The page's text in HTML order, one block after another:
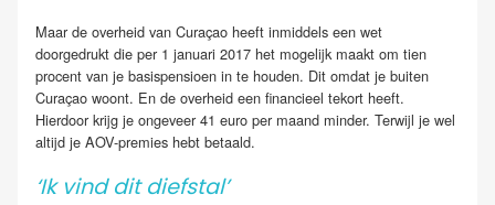
Maar de overheid van Curaçao heeft inmiddels een wet
doorgedrukt die per 1 januari 2017 het mogelijk maakt om tien
procent van je basispensioen in te houden. Dit omdat je buiten
Curaçao woont. En de overheid een financieel tekort heeft.
Hierdoor krijg je ongeveer 41 euro per maand minder. Terwijl je wel
altijd je AOV-premies hebt betaald.
‘Ik vind dit diefstal’